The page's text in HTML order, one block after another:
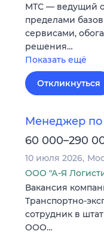
МТС — ведущий
пределами
сервисами,
решения…
Показать ещё
Откликнуться
Менеджер по
60 000–290
10 июля 2026
ООО "А-Я
Вакансия
Транспортно-
сотрудник в
ООО…